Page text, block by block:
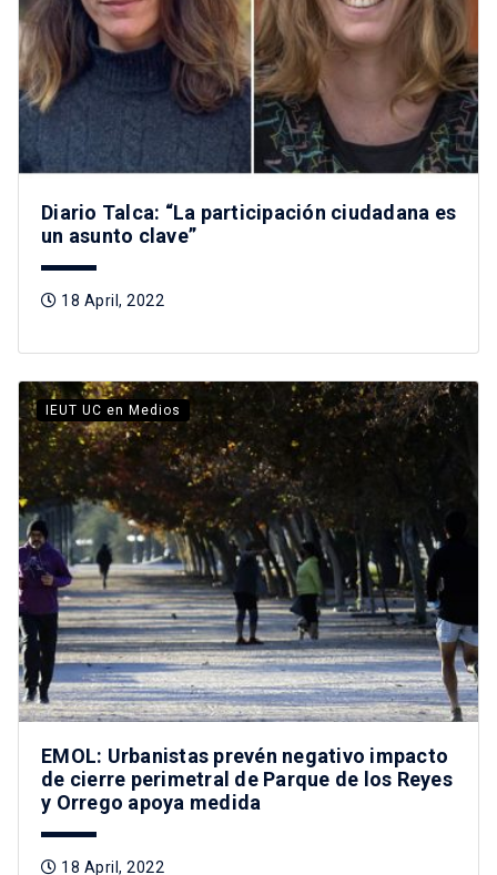
Diario Talca: “La participación ciudadana es
un asunto clave”
18 April, 2022
IEUT UC en Medios
EMOL: Urbanistas prevén negativo impacto
de cierre perimetral de Parque de los Reyes
y Orrego apoya medida
18 April, 2022